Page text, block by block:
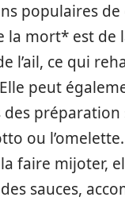
populaires
mort* est de
l’ail, ce qui
peut
préparation
ou
faire mijoter,
sauces,